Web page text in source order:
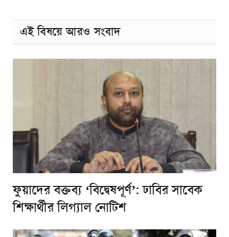
এই বিষয়ে আরও সংবাদ
ফুয়াদের বক্তব্য ‘বিদ্বেষপূর্ণ’: ঢাবির সাবেক
শিক্ষার্থীর লিগ্যাল নোটিশ